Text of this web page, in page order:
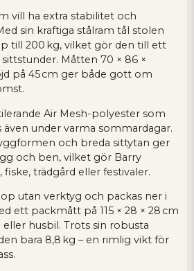
vill ha extra stabilitet och
sin kraftiga stålram tål stolen
till 200 kg, vilket gör den till ett
Måtten 70 × 86 ×
på 45 cm ger både gott om
Air Mesh-polyester som
under varma sommardagar.
och breda sittytan ger
och ben, vilket gör Barry
trädgård eller festivaler.
utan verktyg och packas ner i
ett packmått på 115 × 28 × 28 cm
husbil. Trots sin robusta
bara 8,8 kg – en rimlig vikt för